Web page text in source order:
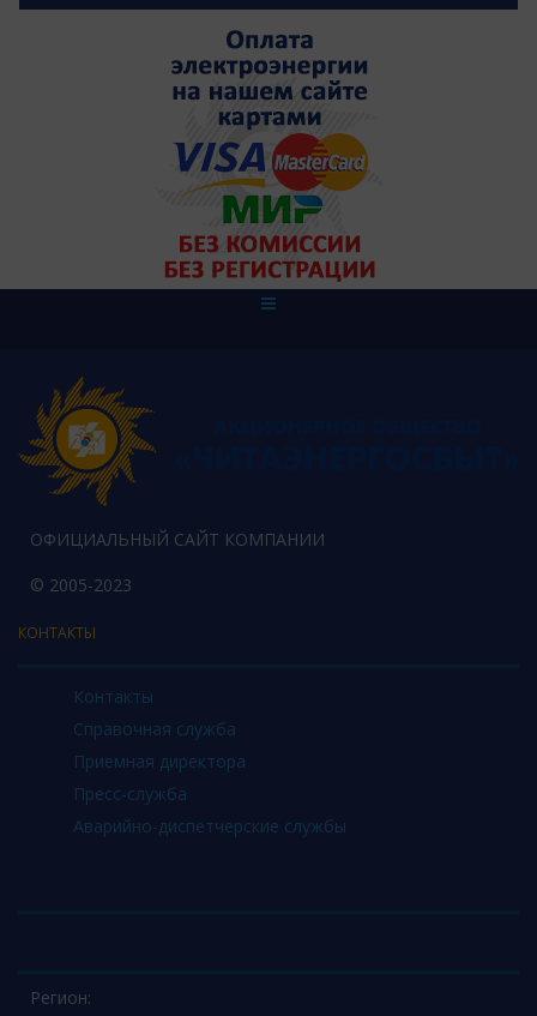
ОФИЦИАЛЬНЫЙ САЙТ КОМПАНИИ
© 2005-2023
КОНТАКТЫ
Контакты
Справочная служба
Приемная директора
Пресс-служба
Аварийно-диспетчерские службы
Регион: